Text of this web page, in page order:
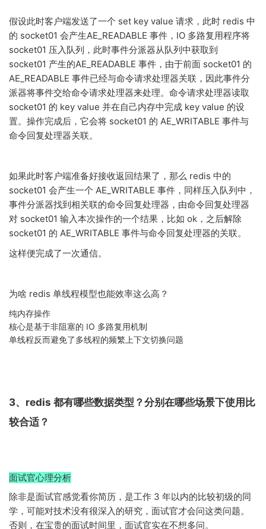
假设此时客户端发送了一个 set key value 请求，此时 redis 中
的 socket01 会产生AE_READABLE 事件，IO 多路复用程序将
socket01 压入队列，此时事件分派器从队列中获取到
socket01 产生的AE_READABLE 事件，由于前面 socket01 的
AE_READABLE 事件已经与命令请求处理器关联，因此事件分
派器将事件交给命令请求处理器来处理。命令请求处理器读取
socket01 的 key value 并在自己内存中完成 key value 的设
置。操作完成后，它会将 socket01 的 AE_WRITABLE 事件与
命令回复处理器关联。
如果此时客户端准备好接收返回结果了，那么 redis 中的
socket01 会产生一个 AE_WRITABLE 事件，同样压入队列中，
事件分派器找到相关联的命令回复处理器，由命令回复处理器
对 socket01 输入本次操作的一个结果，比如 ok，之后解除
socket01 的 AE_WRITABLE 事件与命令回复处理器的关联。
这样便完成了一次通信。
为啥 redis 单线程模型也能效率这么高？
纯内存操作
核心是基于非阻塞的 IO 多路复用机制
单线程反而避免了多线程的频繁上下文切换问题
3、redis 都有哪些数据类型？分别在哪些场景下使用比
较合适？
面试官心理分析
除非是面试官感觉看你简历，是工作 3 年以内的比较初级的同
学，可能对技术没有很深入的研究，面试官才会问这类问题。
否则，在宝贵的面试时间里，面试官实在不想多问。